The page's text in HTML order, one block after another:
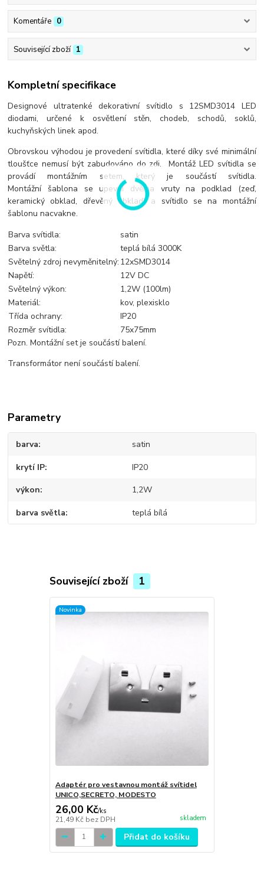
Komentáře 0
Související zboží 1
Kompletní specifikace
Designové ultratenké dekorativní svítidlo s 12SMD3014 LED
diodami, určené k osvětlení stěn, chodeb, schodů, soklů,
kuchyňských linek apod.
Obrovskou výhodou je provedení svítidla, které díky své minimální
tloušťce nemusí být zabudováno do zdi. Montáž LED svítidla se
provádí montážním setem, který je součástí svítidla.
Montážní šablona se upevní dvěma vruty na podklad (zeď,
keramický obklad, dřevěný obklad) a svítidlo se na montážní
šablonu nacvakne.
Barva svítidla:
satin
Barva světla:
teplá bílá 3000K
Světelný zdroj nevyměnitelný: 12xSMD3014
Napětí:
12V DC
Světelný výkon:
1,2W (100lm)
Materiál:
kov, plexisklo
Třída ochrany:
IP20
Rozměr svítidla:
75x75mm
Pozn. Montážní set je součástí balení.
Transformátor není součástí balení.
Parametry
barva satin
krytí IP IP20
výkon 1,2W
barva světla teplá bílá
Související zboží 1
Novinka
Adaptér pro vestavnou montáž svítidel
UNICO,SECRETO, MODESTO
26,00 Kč/ks
21,49 Kč bez DPH skladem
Přidat do košíku